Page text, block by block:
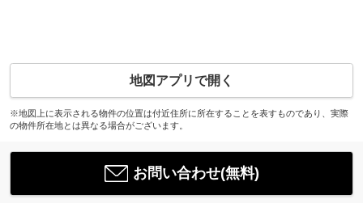
地図アプリで開く
※地図上に表示される物件の位置は付近住所に所在することを表すものであり、実際
の物件所在地とは異なる場合がございます。
お問い合わせ(無料)